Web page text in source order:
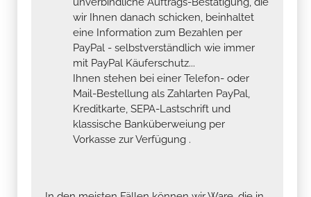
wir Ihnen danach schicken, beinhaltet
eine Information zum Bezahlen per
PayPal - selbstverständlich wie immer
mit PayPal Käuferschutz...
Ihnen stehen bei einer Telefon- oder
Mail-Bestellung als Zahlarten PayPal,
Kreditkarte, SEPA-Lastschrift und
klassische Banküberweiung per
Vorkasse zur Verfügung .